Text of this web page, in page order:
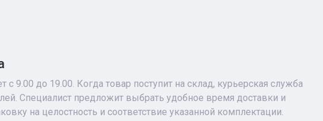
с 9.00 до 19.00. Когда товар поступит на склад, курьерская служба
Специалист предложит выбрать удобное время доставки и
на целостность и соответствие указанной комплектации.